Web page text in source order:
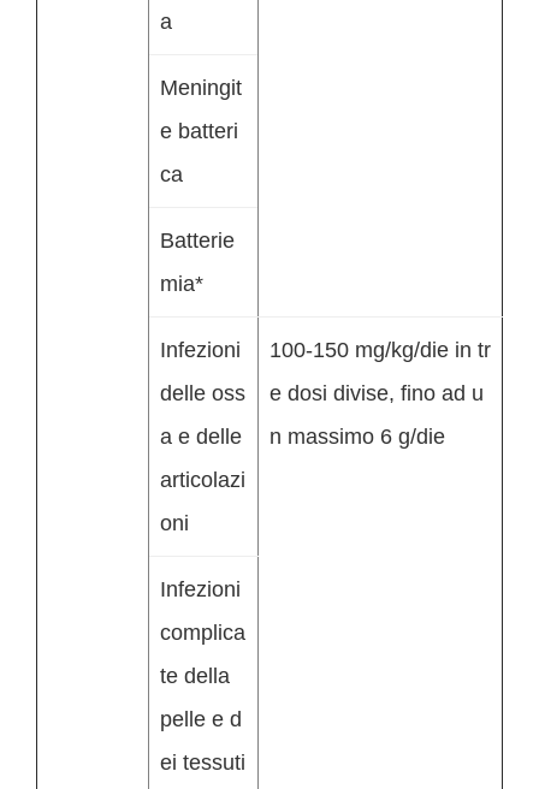
a
Meningit
e batteri
ca
Batterie
mia*
Infezioni
delle oss
a e delle
articolazi
oni
100-150 mg/kg/die in tr
e dosi divise, fino ad u
n massimo 6 g/die
Infezioni
complica
te della
pelle e d
ei tessuti